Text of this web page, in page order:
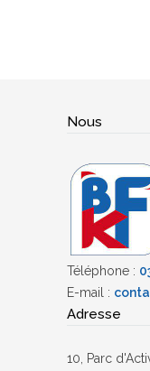
Nous
Téléphone :
E-mail :
Adresse
10, Parc